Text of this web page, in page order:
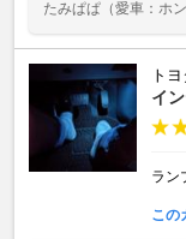
たみぱぱ （愛車：ホ
ト
イ
ラン
この